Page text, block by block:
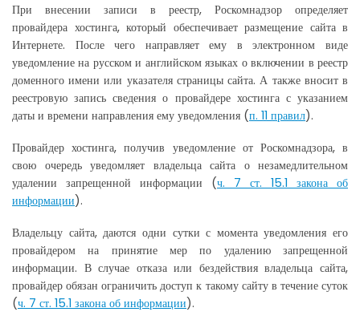
При внесении записи в реестр, Роскомнадзор определяет
провайдера хостинга, который обеспечивает размещение сайта в
Интернете. После чего направляет ему в электронном виде
уведомление на русском и английском языках о включении в реестр
доменного имени или указателя страницы сайта. А также вносит в
реестровую запись сведения о провайдере хостинга с указанием
даты и времени направления ему уведомления (п. 11 правил).
Провайдер хостинга, получив уведомление от Роскомнадзора, в
свою очередь уведомляет владельца сайта о незамедлительном
удалении запрещенной информации (ч. 7 ст. 15.1 закона об
информации).
Владельцу сайта, даются одни сутки с момента уведомления его
провайдером на принятие мер по удалению запрещенной
информации. В случае отказа или бездействия владельца сайта,
провайдер обязан ограничить доступ к такому сайту в течение суток
(ч. 7 ст. 15.1 закона об информации).